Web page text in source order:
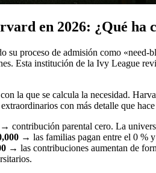
en 2026: ¿Qué ha
su proceso de admisión como
Esta institución de la Ivy League
la que se calcula la necesidad.
con más detalle que
→ contribución parental cero. La
→ las familias pagan entre el 0 %
→ las contribuciones aumentan de